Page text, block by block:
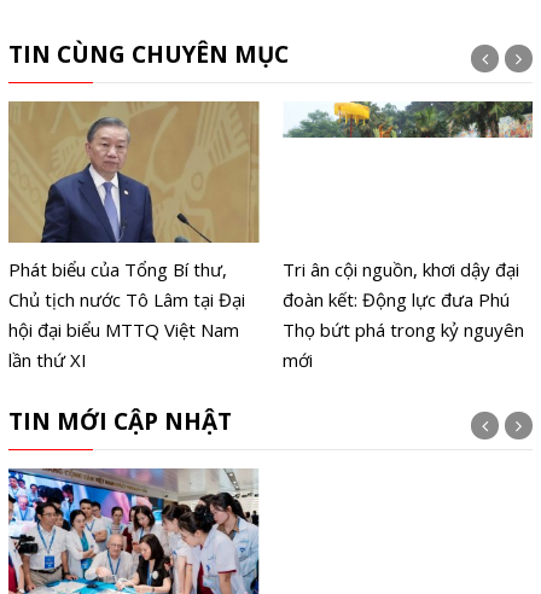
TIN CÙNG CHUYÊN MỤC
Phát biểu của Tổng Bí thư,
Chủ tịch nước Tô Lâm tại Đại
hội đại biểu MTTQ Việt Nam
lần thứ XI
Tri ân cội nguồn, khơi dậy đại
đoàn kết: Động lực đưa Phú
Thọ bứt phá trong kỷ nguyên
mới
TIN MỚI CẬP NHẬT